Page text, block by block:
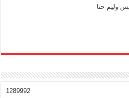
1289992